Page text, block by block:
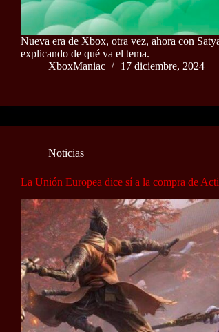
Nueva era de Xbox, otra vez, ahora con
explicando de qué va el tema.
XboxManiac
17 diciembre, 2024
Noticias
La Unión Europea dice sí a la compra de